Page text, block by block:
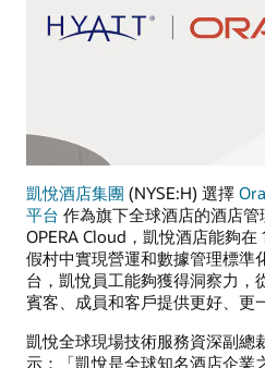
凱悅酒店集團 (NYSE:H) 選擇
平台 作為旗下全球酒店的酒店管
OPERA Cloud，凱悅酒店能夠
假村中實現營運和數據管理標準
台，凱悅員工能夠獲得洞察力，
賓客、成員和客戶提供更好、更
凱悅全球現場技術服務資深副
示：「凱悅是全球知名酒店企業